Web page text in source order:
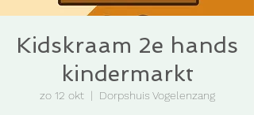
Kidskraam 2e hands
kindermarkt
zo 12 okt
  |
Dorpshuis Vogelenzang